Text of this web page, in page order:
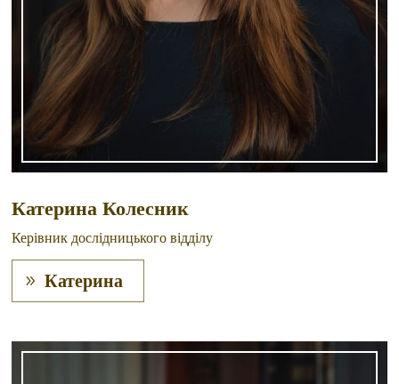
Катерина Колесник
Керівник дослідницького відділу
Катерина